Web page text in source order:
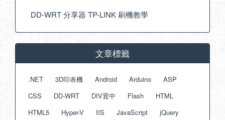
DD-WRT 分享器 TP-LINK 刷機教學
文章標籤
.NET 3D印表機 Android Arduino
ASP
CSS
DD-WRT DIV置中 Flash
HTML
HTML5
Hyper-V IIS JavaScript
jQuery